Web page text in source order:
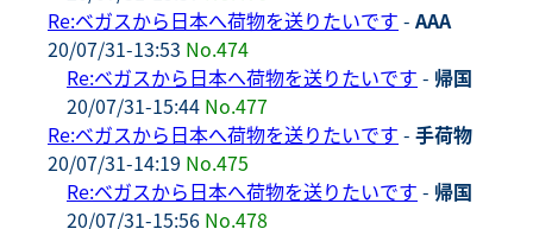
Re:ベガスから日本へ荷物を送りたいです - AAA
20/07/31-13:53 No.474
Re:ベガスから日本へ荷物を送りたいです - 帰国
20/07/31-15:44 No.477
Re:ベガスから日本へ荷物を送りたいです - 手荷物
20/07/31-14:19 No.475
Re:ベガスから日本へ荷物を送りたいです - 帰国
20/07/31-15:56 No.478